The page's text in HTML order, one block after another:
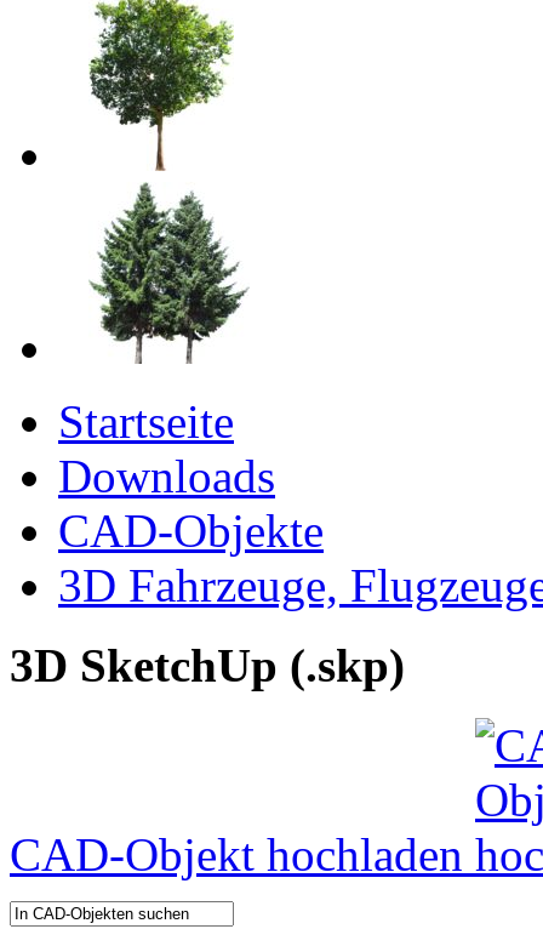
Startseite
Downloads
CAD-Objekte
3D Fahrzeuge,
3D SketchUp (.skp)
CAD-Objekt hochladen